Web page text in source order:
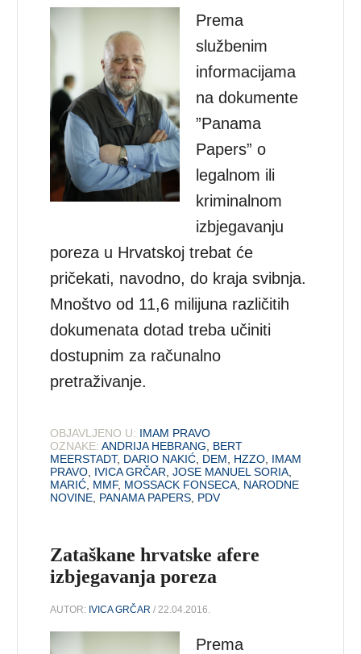
Prema
službenim
informacijama
na dokumente
”Panama
Papers” o
legalnom ili
kriminalnom
izbjegavanju
poreza u Hrvatskoj trebat će
pričekati, navodno, do kraja svibnja.
Mnoštvo od 11,6 milijuna različitih
dokumenata dotad treba učiniti
dostupnim za računalno
pretraživanje.
OBJAVLJENO U: IMAM PRAVO
OZNAKE: ANDRIJA HEBRANG
BERT
MEERSTADT, DARIO NAKIĆ DEM HZZO IMAM
PRAVO IVICA GRČAR ,JOSE MANUEL SORIA
MARIĆ MMF, MOSSACK FONSECA NARODNE
NOVINE PANAMA PAPERS PDV
Zataškane hrvatske afere
izbjegavanja poreza
AUTOR: IVICA GRČAR / 22.04.2016.
Prema